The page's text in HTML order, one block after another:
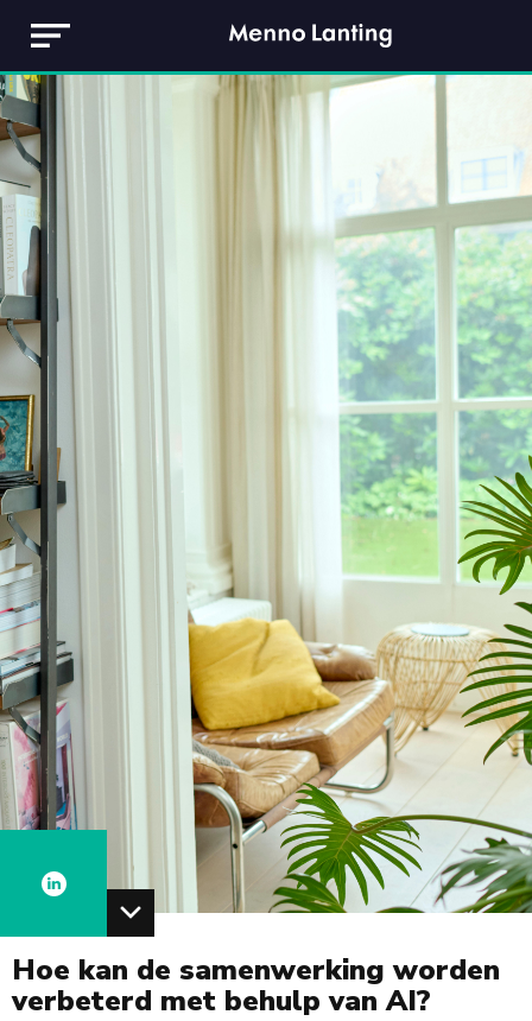
Hoe kan de samenwerking worden
verbeterd met behulp van AI?